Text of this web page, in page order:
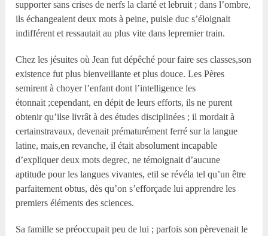
supporter sans crises de nerfs la clarté et lebruit ; dans l’ombre,
ils échangeaient deux mots à peine, puisle duc s’éloignait
indifférent et ressautait au plus vite dans lepremier train.
Chez les jésuites où Jean fut dépêché pour faire ses classes,son
existence fut plus bienveillante et plus douce. Les Pères
semirent à choyer l’enfant dont l’intelligence les
étonnait ;cependant, en dépit de leurs efforts, ils ne purent
obtenir qu’ilse livrât à des études disciplinées ; il mordait à
certainstravaux, devenait prématurément ferré sur la langue
latine, mais,en revanche, il était absolument incapable
d’expliquer deux mots degrec, ne témoignait d’aucune
aptitude pour les langues vivantes, etil se révéla tel qu’un être
parfaitement obtus, dès qu’on s’efforçade lui apprendre les
premiers éléments des sciences.
Sa famille se préoccupait peu de lui ; parfois son pèrevenait le